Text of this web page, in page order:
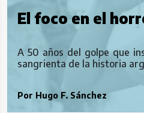
El foco en el
A 50 años del golpe que
sangrienta de la historia
Por Hugo F. Sánchez